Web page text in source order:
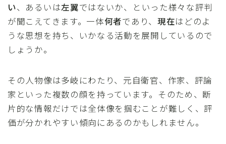
い、あるいは左翼ではないか、といった様々な評判
が聞こえてきます。一体何者であり、 現在はどのよ
うな思想を持ち、いかなる活動を展開しているので
しょうか。
その人物像は多岐にわたり、元自衛官、作家、評論
家といった複数の顔を持っています。そのため、断
片的な情報だけでは全体像を掴むことが難しく、評
価が分かれやすい傾向にあるのかもしれません。